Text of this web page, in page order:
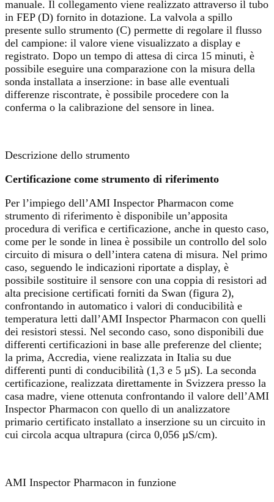
manuale. Il collegamento viene realizzato attraverso il tubo
in FEP (D) fornito in dotazione. La valvola a spillo
presente sullo strumento (C) permette di regolare il flusso
del campione: il valore viene visualizzato a display e
registrato. Dopo un tempo di attesa di circa 15 minuti, è
possibile eseguire una comparazione con la misura della
sonda installata a inserzione: in base alle eventuali
differenze riscontrate, è possibile procedere con la
conferma o la calibrazione del sensore in linea.
Descrizione dello strumento
Certificazione come strumento di riferimento
Per l’impiego dell’AMI Inspector Pharmacon come
strumento di riferimento è disponibile un’apposita
procedura di verifica e certificazione, anche in questo caso,
come per le sonde in linea è possibile un controllo del solo
circuito di misura o dell’intera catena di misura. Nel primo
caso, seguendo le indicazioni riportate a display, è
possibile sostituire il sensore con una coppia di resistori ad
alta precisione certificati forniti da Swan (figura 2),
confrontando in automatico i valori di conducibilità e
temperatura letti dall’AMI Inspector Pharmacon con quelli
dei resistori stessi. Nel secondo caso, sono disponibili due
differenti certificazioni in base alle preferenze del cliente;
la prima, Accredia, viene realizzata in Italia su due
differenti punti di conducibilità (1,3 e 5 µS). La seconda
certificazione, realizzata direttamente in Svizzera presso la
casa madre, viene ottenuta confrontando il valore dell’AMI
Inspector Pharmacon con quello di un analizzatore
primario certificato installato a inserzione su un circuito in
cui circola acqua ultrapura (circa 0,056 µS/cm).
AMI Inspector Pharmacon in funzione